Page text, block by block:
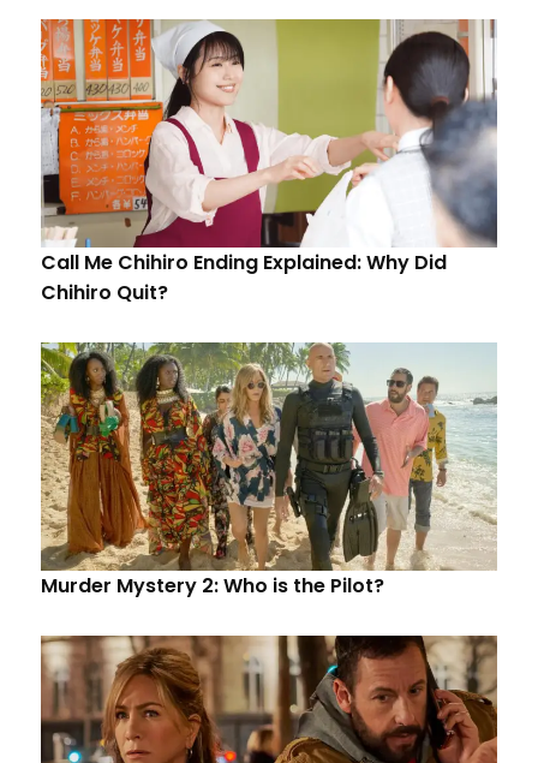
Call Me Chihiro Ending Explained: Why Did
Chihiro Quit?
Murder Mystery 2: Who is the Pilot?